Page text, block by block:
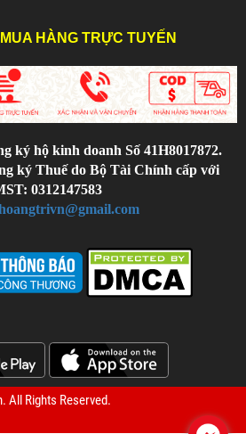
HÀNG TRỰC TUYẾN
ký hộ kinh doanh Số 41H8017872.
ký Thuế do Bộ Tài Chính cấp với
0312147583
. All Rights Reserved.